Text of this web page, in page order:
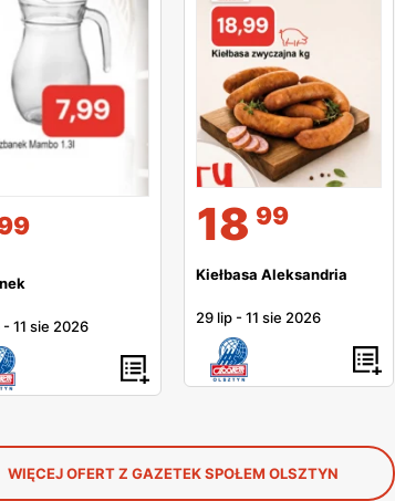
-11 sie 2026
18 99
Kiełbasa Aleksandria
29 lip -11 sie 2026
WIĘCEJ OFERT Z GAZETEK SPOŁEM OLSZTYN